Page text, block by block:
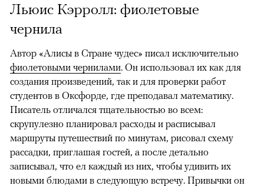
Льюис Кэрролл: фиолетовые
чернила
Автор «Алисы в Стране чудес» писал исключительно
фиолетовыми чернилами. Он использовал их как для
создания произведений, так и для проверки работ
студентов в Оксфорде, где преподавал математику.
Писатель отличался тщательностью во всем:
скрупулезно планировал расходы и расписывал
маршруты путешествий по минутам, рисовал схему
рассадки, приглашая гостей, а после детально
записывал, что ел каждый из них, чтобы удивить их
новыми блюдами в следующую встречу. Привычки он